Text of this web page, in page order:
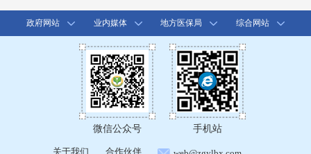
政府网站 业内媒体 地方医保局 综合网站
微信公众号 手机站
关于我们 合作伙伴